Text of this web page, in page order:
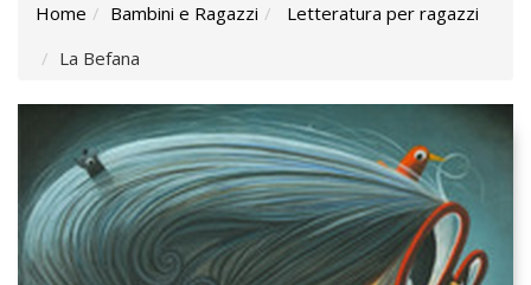
Home Bambini e Ragazzi
Letteratura per ragazzi
La Befana